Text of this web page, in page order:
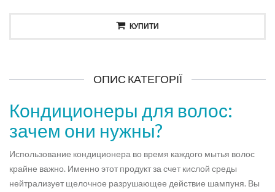
КУПИТИ
ОПИС КАТЕГОРІЇ
Кондиционеры для волос:
зачем они нужны?
Использование кондиционера во время каждого мытья волос
крайне важно. Именно этот продукт за счет кислой среды
нейтрализует щелочное разрушающее действие шампуня. Вы